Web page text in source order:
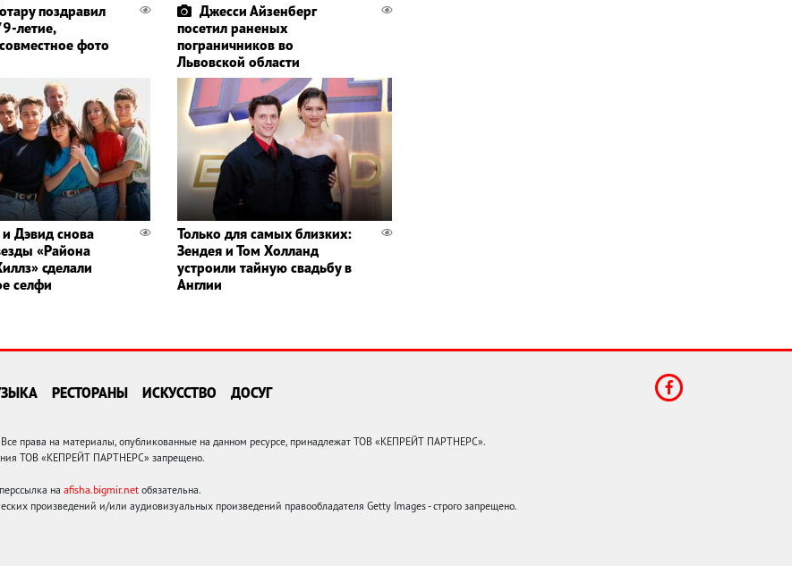
поздравил
летие,
фото
Джесси Айзенберг
посетил раненых
пограничников во
Львовской области
Дэвид снова
«Района
сделали
селфи
Только для самых близких:
Зендея и Том Холланд
устроили тайную свадьбу в
Англии
РЕСТОРАНЫ ИСКУССТВО ДОСУГ
на материалы, опубликованные на данном ресурсе, принадлежат ТОВ «КЕПРЕЙТ ПАРТНЕРС».
ТОВ «КЕПРЕЙТ ПАРТНЕРС» запрещено.
на afisha.bigmir.net обязательна.
произведений и/или аудиовизуальных произведений правообладателя Getty Images - строго запрещено.